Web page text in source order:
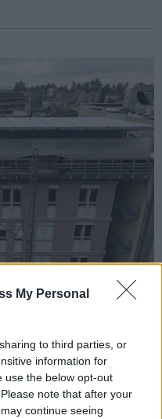
My Personal
to third parties, or
information for
use the below opt-out
note that after your
continue seeing
sull’ospedale